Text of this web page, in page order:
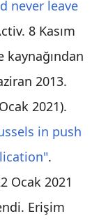
never leave
8 Kasım
kaynağından
2013.
2021).
in push
.
Ocak 2021
. Erişim